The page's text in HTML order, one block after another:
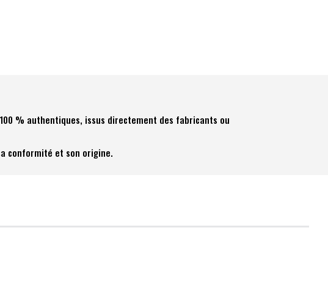
% authentiques, issus directement des fabricants ou
conformité et son origine.